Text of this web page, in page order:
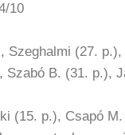
10
Szeghalmi (27.
B. (31. p.),
(15. p.), Csapó